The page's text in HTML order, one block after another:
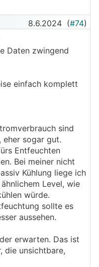
8.6.2024 (#74)
Daten zwingend
einfach komplett
sind
eher sogar gut.
Entfeuchten
Bei meiner nicht
Kühlung liege ich
Level, wie
würde.
sollte es
aussehen.
erwarten. Das ist
die unsichtbare,